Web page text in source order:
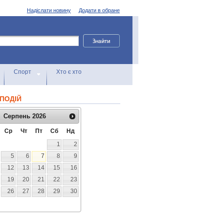
Додати в обране
Надіслати новину
Спорт Хто є хто
Серпень 2026
Ср Чт Пт Сб
Нд
1
2
5 6 7 8
9
12 13 14 15
16
19 20 21 22
23
26 27 28 29
30